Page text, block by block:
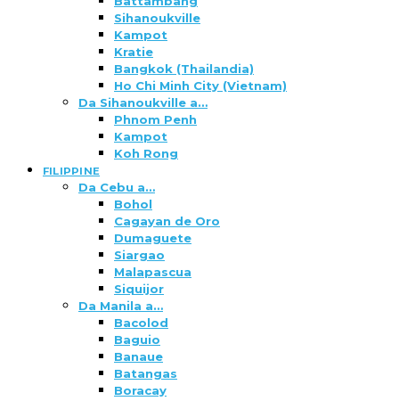
Sihanoukville
Kampot
Kratie
Bangkok (Thailandia)
Ho Chi Minh City (Vietnam)
Da Sihanoukville a…
Phnom Penh
Kampot
Koh Rong
FILIPPINE
Da Cebu a…
Bohol
Cagayan de Oro
Dumaguete
Siargao
Malapascua
Siquijor
Da Manila a…
Bacolod
Baguio
Banaue
Batangas
Boracay